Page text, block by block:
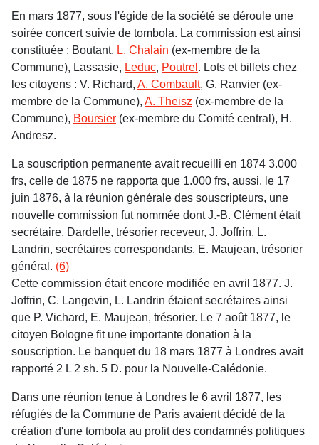
En mars 1877, sous l'égide de la société se déroule une
soirée concert suivie de tombola. La commission est ainsi
constituée : Boutant, L. Chalain (ex-membre de la
Commune), Lassasie, Leduc, Poutrel . Lots et billets chez
les citoyens : V. Richard, A. Combault, G. Ranvier (ex-
membre de la Commune), A. Theisz (ex-membre de la
Commune), Boursier (ex-membre du Comité central), H.
Andresz.
La souscription permanente avait recueilli en 1874 3.000
frs, celle de 1875 ne rapporta que 1.000 frs, aussi, le 17
juin 1876, à la réunion générale des souscripteurs, une
nouvelle commission fut nommée dont J.-B. Clément était
secrétaire, Dardelle, trésorier receveur, J. Joffrin, L.
Landrin, secrétaires correspondants, E. Maujean, trésorier
général. (6)
Cette commission était encore modifiée en avril 1877. J.
Joffrin, C. Langevin, L. Landrin étaient secrétaires ainsi
que P. Vichard, E. Maujean, trésorier. Le 7 août 1877, le
citoyen Bologne fit une importante donation à la
souscription. Le banquet du 18 mars 1877 à Londres avait
rapporté 2 L 2 sh. 5 D. pour la Nouvelle-Calédonie.
Dans une réunion tenue à Londres le 6 avril 1877, les
réfugiés de la Commune de Paris avaient décidé de la
création d'une tombola au profit des condamnés politiques